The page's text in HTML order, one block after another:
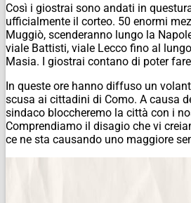
Così i giostrai sono andati in
ufficialmente il corteo. 50 enormi
Muggiò, scenderanno lungo la
viale Battisti, viale Lecco fino al
Masia. I giostrai contano di poter
In queste ore hanno diffuso un
scusa ai cittadini di Como. A causa
sindaco bloccheremo la città con i
Comprendiamo il disagio che vi
ce ne sta causando uno maggiore